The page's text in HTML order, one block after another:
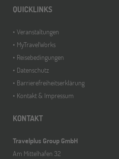
QUICKLINKS
Veranstaltungen
MyTravelWorks
Reisebedingungen
Datenschutz
Barrierefreiheitserklärung
Kontakt & Impressum
KONTAKT
Travelplus Group GmbH
Am Mittelhafen 32